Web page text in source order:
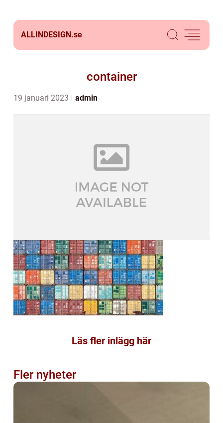
ALLINDESIGN.se
container
19 januari 2023 admin
Läs fler inlägg här
Fler nyheter